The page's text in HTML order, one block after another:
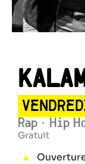
Rap · Hip
Gratuit